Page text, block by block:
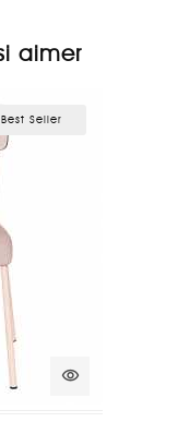
aimer
visibility
Best Seller